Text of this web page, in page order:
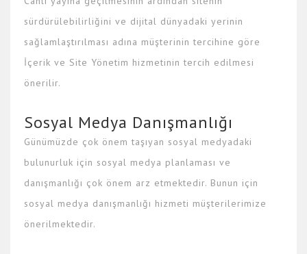
sürdürülebilirliğini ve dijital dünyadaki yerinin
sağlamlaştırılması adına müşterinin tercihine göre
İçerik ve Site Yönetim hizmetinin tercih edilmesi
önerilir.
Sosyal Medya Danışmanlığı
Günümüzde çok önem taşıyan sosyal medyadaki
bulunurluk için sosyal medya planlaması ve
danışmanlığı çok önem arz etmektedir. Bunun için
sosyal medya danışmanlığı hizmeti müşterilerimize
önerilmektedir.